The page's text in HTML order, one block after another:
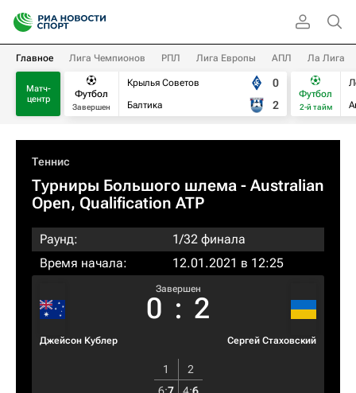
Главное Лига Чемпионов РПЛ Лига Европы АПЛ Ла Лига
Матч-
центр
Футбол
Завершен
Крылья Советов
Балтика
0
2
Футбол
2-й тайм
Теннис
Турниры Большого шлема - Australian
Open, Qualification ATP
Раунд:
1/32 финала
Время начала:
12.01.2021 в 12:25
Джейсон Кублер
Завершен
0 : 2
Сергей Стаховский
1
2